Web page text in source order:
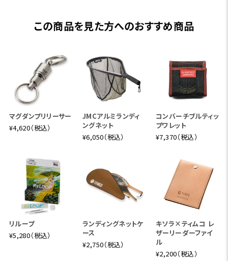
この商品を見た方へのおすすめ商品
マグダンプリリーサー
¥4,620（税込）
JMCアルミランディ
ングネット
¥6,050（税込）
コンバーチブルティッ
プワレット
¥7,370（税込）
リループ
¥5,280（税込）
ランディングネットケ
ース
¥2,750（税込）
キソラ×ティムコ レ
ザーリーダーファイ
ル
¥2,200（税込）